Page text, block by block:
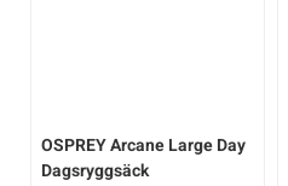
OSPREYArcane Large Day
Dagsryggsäck